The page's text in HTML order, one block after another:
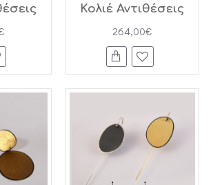
Κολιέ Αντιθέσεις
264,00€